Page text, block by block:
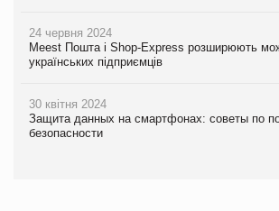
24 червня 2024
Meest Пошта і Shop-Express розширюють
українських підприємців
30 квітня 2024
Защита данных на смартфонах: советы по
безопасности